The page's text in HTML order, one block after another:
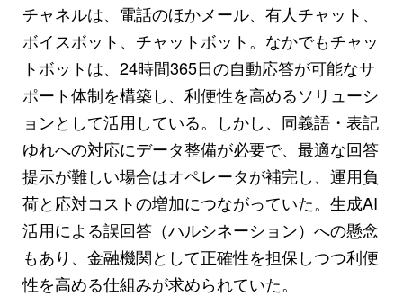
チャネルは、電話のほかメール、有人チャット、
ボイスボット、チャットボット。なかでもチャッ
トボットは、24時間365日の自動応答が可能なサ
ポート体制を構築し、利便性を高めるソリューシ
ョンとして活用している。しかし、同義語・表記
ゆれへの対応にデータ整備が必要で、最適な回答
提示が難しい場合はオペレータが補完し、運用負
荷と応対コストの増加につながっていた。生成AI
活用による誤回答（ハルシネーション）への懸念
もあり、金融機関として正確性を担保しつつ利便
性を高める仕組みが求められていた。